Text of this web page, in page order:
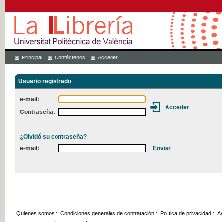
Principal Contáctenos Acceder
Usuario registrado
e-mail:
Contraseña:
¿Olvidó su contraseña?
e-mail:
Quienes somos :: Condiciones generales de contratación :: Política de privacidad ::